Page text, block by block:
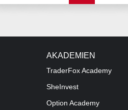
AKADEMIEN
TraderFox Academy
SheInvest
Option Academy